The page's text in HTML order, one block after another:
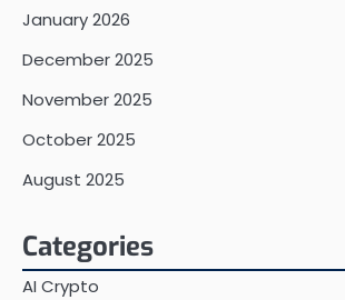
January 2026
December 2025
November 2025
October 2025
August 2025
Categories
AI Crypto